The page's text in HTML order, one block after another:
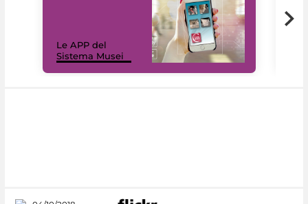
Le APP del
Sistema Musei